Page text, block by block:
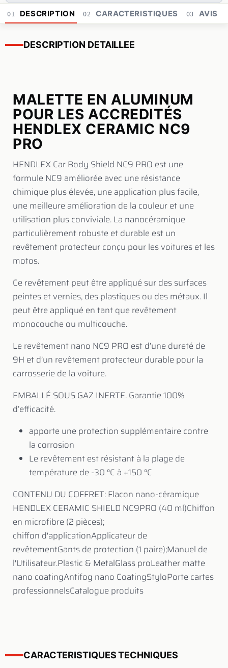
01 DESCRIPTION 02 CARACTERISTIQUES 03 AVIS
DESCRIPTION DETAILLEE
MALETTE EN ALUMINUM
POUR LES ACCREDITÉS
HENDLEX CERAMIC NC9
PRO
HENDLEX Car Body Shield NC9 PRO est une
formule NC9 améliorée avec une résistance
chimique plus élevée, une application plus facile,
une meilleure amélioration de la couleur et une
utilisation plus conviviale. La nanocéramique
particulièrement robuste et durable est un
revêtement protecteur conçu pour les voitures et les
motos.
Ce revêtement peut être appliqué sur des surfaces
peintes et vernies, des plastiques ou des métaux. Il
peut être appliqué en tant que revêtement
monocouche ou multicouche.
Le revêtement nano NC9 PRO est d’une dureté de
9H et d’un revêtement protecteur durable pour la
carrosserie de la voiture.
EMBALLÉ SOUS GAZ INERTE. Garantie 100%
d’efficacité.
apporte une protection supplémentaire contre
la corrosion
Le revêtement est résistant à la plage de
température de -30 °C à +150 °C
CONTENU DU COFFRET: Flacon nano-céramique
HENDLEX CERAMIC SHIELD NC9PRO (40 ml)Chiffon
en microfibre (2 pièces);
chiffon d'applicationApplicateur de
revêtementGants de protection (1 paire);Manuel de
l'Utilisateur.Plastic & MetalGlass proLeather matte
nano coatingAntifog nano CoatingStyloPorte cartes
professionnelsCatalogue produits
CARACTERISTIQUES TECHNIQUES